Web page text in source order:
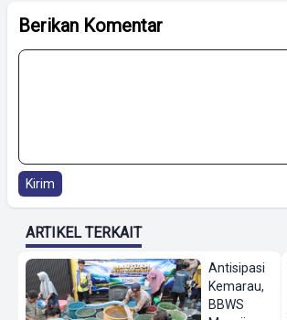
Berikan Komentar
Kirim
ARTIKEL TERKAIT
Antisipasi
Kemarau,
BBWS